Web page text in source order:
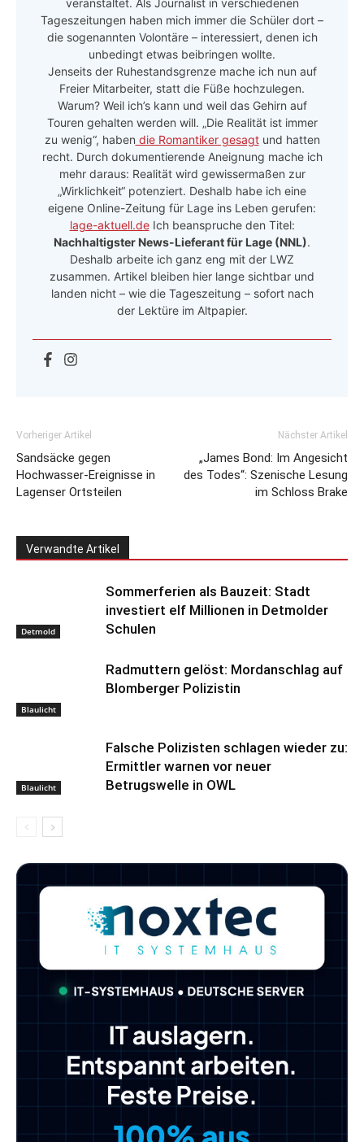
Tageszeitungen haben mich immer die Schüler dort –
die sogenannten Volontäre – interessiert, denen ich
unbedingt etwas beibringen wollte.
Jenseits der Ruhestandsgrenze mache ich nun auf
Freier Mitarbeiter, statt die Füße hochzulegen.
Warum? Weil ich’s kann und weil das Gehirn auf
Touren gehalten werden will. „Die Realität ist immer
zu wenig“, haben die Romantiker gesagtund hatten
recht. Durch dokumentierende Aneignung mache ich
mehr daraus: Realität wird gewissermaßen zur
„Wirklichkeit“ potenziert. Deshalb habe ich eine
eigene Online-Zeitung für Lage ins Leben gerufen:
lage-aktuell.deIch beanspruche den Titel:
Nachhaltigster News-Lieferant für Lage (NNL).
Deshalb arbeite ich ganz eng mit der LWZ
zusammen. Artikel bleiben hier lange sichtbar und
landen nicht – wie die Tageszeitung – sofort nach
der Lektüre im Altpapier.
Vorheriger Artikel
Sandsäcke gegen
Hochwasser-Ereignisse in
Lagenser Ortsteilen
Nächster Artikel
„James Bond: Im Angesicht
des Todes“: Szenische Lesung
im Schloss Brake
Verwandte Artikel
Detmold
Sommerferien als Bauzeit: Stadt
investiert elf Millionen in Detmolder
Schulen
Blaulicht
Radmuttern gelöst: Mordanschlag auf
Blomberger Polizistin
Blaulicht
Falsche Polizisten schlagen wieder zu:
Ermittler warnen vor neuer
Betrugswelle in OWL